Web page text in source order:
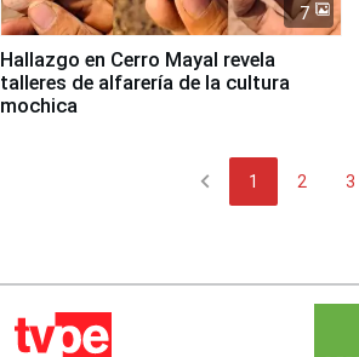
7
Hallazgo en Cerro Mayal revela
talleres de alfarería de la cultura
mochica
chevron_left 1 2 3